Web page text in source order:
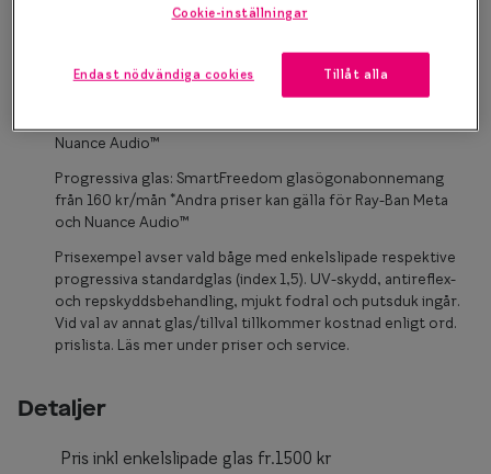
Trender
Boka synundersökning
Enkelslipade glas: SmartFreedom glasögonabonnemang
Nuance Audio™
Progressiva glas: SmartFreedom glasögonabonnemang
från 160 kr/mån *Andra priser kan gälla för Ray-Ban Meta
och Nuance Audio™
Prisexempel avser vald båge med enkelslipade respektive
progressiva standardglas (index 1,5). UV-skydd, antireflex-
och repskyddsbehandling, mjukt fodral och putsduk ingår.
Vid val av annat glas/tillval tillkommer kostnad enligt ord.
prislista. Läs mer under priser och service.
Detaljer
Pris inkl enkelslipade glas fr.1500 kr
Cookie-inställningar
Endast nödvändiga cookies Tillåt alla